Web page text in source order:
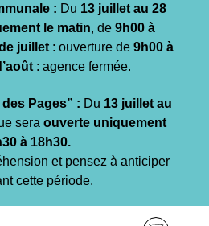
: Du 13 juillet au 28
le matin, de 9h00 à
juillet : ouverture de 9h00 à
: agence fermée.
Pages” : Du 13 juillet au
sera ouverte uniquement
à 18h30.
et pensez à anticiper
cette période.